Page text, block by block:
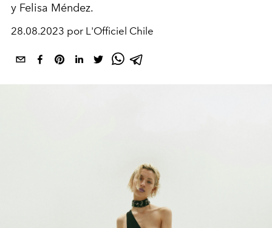
y Felisa Méndez.
28.08.2023 por L'Officiel Chile